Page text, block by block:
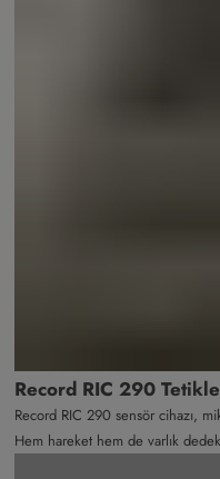
Record RIC 290
Record RIC 290 sensör cihazı,
Hem hareket hem de varlık